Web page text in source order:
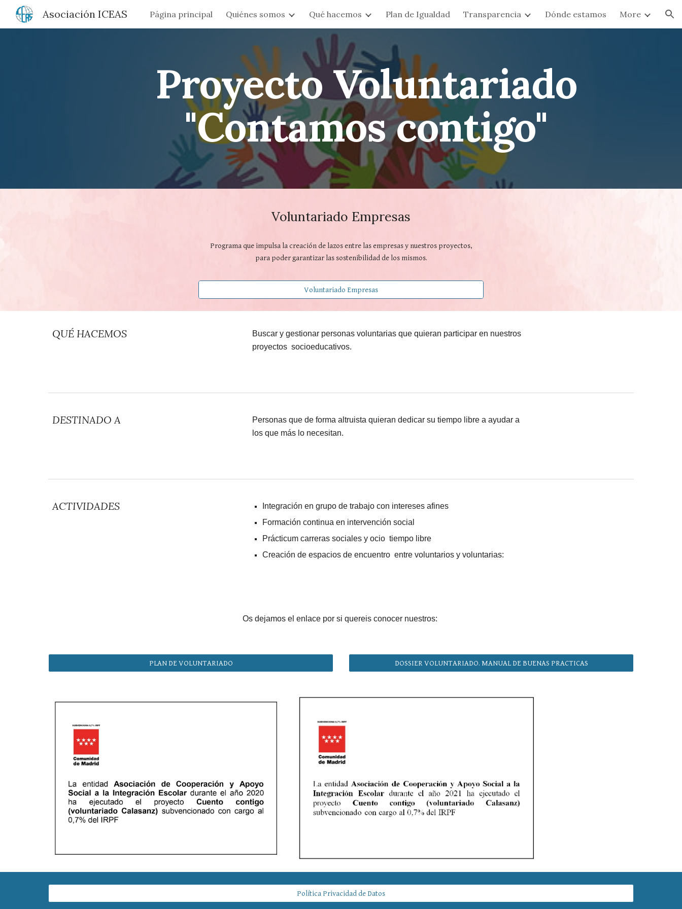
Skip to main content Skip to navigation
Asociación ICEAS Página principal Quiénes somos Qué hacemos Plan de Igualdad Transparencia Dónde estamos More
Proyecto Voluntariado
"Contamos contigo"
Voluntariado Empresas
Programa que impulsa la creación de lazos entre las empresas y nuestros proyectos,
para poder garantizar las sostenibilidad de los mismos.
Voluntariado Empresas
QUÉ HACEMOS
Buscar y gestionar personas voluntarias que quieran participar en nuestros
proyectos socioeducativos.
DESTINADO A
Personas que de forma altruista quieran dedicar su tiempo libre a ayudar a
los que más lo necesitan.
ACTIVIDADES
Integración en grupo de trabajo con intereses afines
Formación continua en intervención social
Prácticum carreras sociales y ocio tiempo libre
Creación de espacios de encuentro entre voluntarios y voluntarias:
Os dejamos el enlace por si quereis conocer nuestros:
PLAN DE VOLUNTARIADO DOSSIER VOLUNTARIADO. MANUAL DE BUENAS PRACTICAS
Política Privacidad de Datos